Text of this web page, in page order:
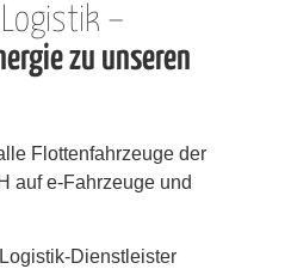
–
zu unseren
Flottenfahrzeuge der
auf e-Fahrzeuge und
Dienstleister